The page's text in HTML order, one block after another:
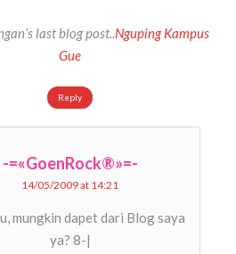
last blog post..Nguping Kampus
Gue
Reply
-=«GoenRock®»=-
14/05/2009 at 14:21
mungkin dapet dari Blog saya
ya? 8-|